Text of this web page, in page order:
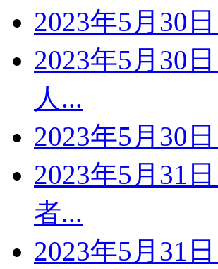
2023年5月30
2023年5月30
人...
2023年5月30
2023年5月31
者...
2023年5月31